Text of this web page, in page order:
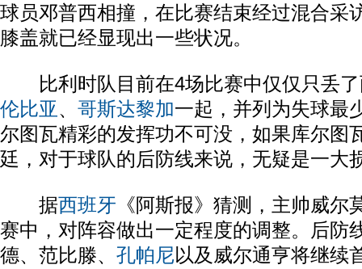
球员邓普西相撞，在比赛结束经过混合采
膝盖就已经显现出一些状况。
比利时队目前在4场比赛中仅仅只丢了
伦比亚、 哥斯达黎加一起，并列为失球最
尔图瓦精彩的发挥功不可没，如果库尔图
廷，对于球队的后防线来说，无疑是一大
据西班牙 《阿斯报》猜测，主帅威尔
赛中，对阵容做出一定程度的调整。后防
德、范比滕、 孔帕尼以及威尔通亨将继续